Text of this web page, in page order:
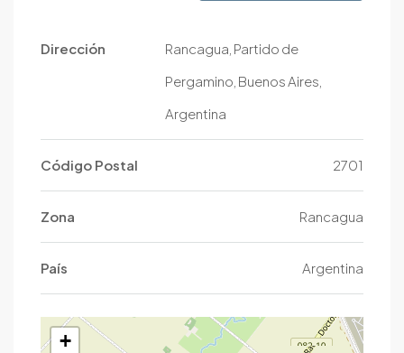
Dirección
Rancagua, Partido de
Pergamino, Buenos Aires,
Argentina
Código Postal 2701
Zona Rancagua
País Argentina
+